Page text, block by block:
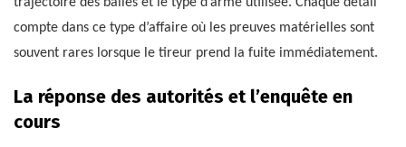
compte dans ce type d’affaire où les preuves matérielles sont
souvent rares lorsque le tireur prend la fuite immédiatement.
La réponse des autorités et l’enquête en
cours